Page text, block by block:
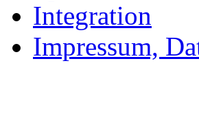
Integration
Impressum,